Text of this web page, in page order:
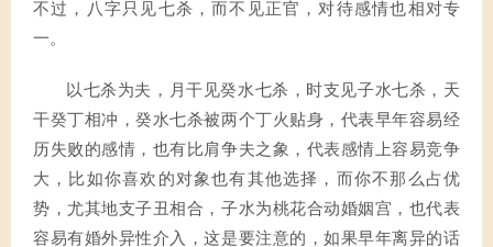
不过，八字只见七杀，而不见正官，对待感情也相对专
一。
以七杀为夫，月干见癸水七杀，时支见子水七杀，天
干癸丁相冲，癸水七杀被两个丁火贴身，代表早年容易经
历失败的感情，也有比肩争夫之象，代表感情上容易竞争
大，比如你喜欢的对象也有其他选择，而你不那么占优
势，尤其地支子丑相合，子水为桃花合动婚姻宫，也代表
容易有婚外异性介入，这是要注意的，如果早年离异的话